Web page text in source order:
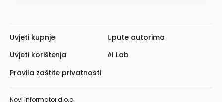
Novi informator d.o.o.
Uvjeti kupnje
Uvjeti korištenja
Pravila zaštite privatnosti
Upute autorima
AI Lab